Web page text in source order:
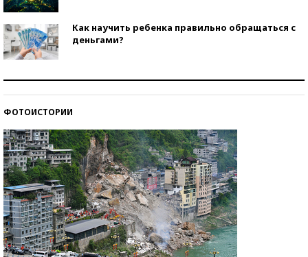
Как научить ребенка правильно обращаться с
деньгами?
ФОТОИСТОРИИ